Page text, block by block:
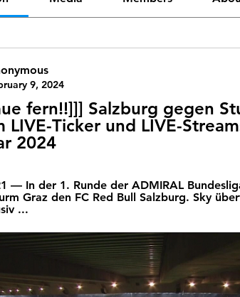
9, 2024
fern!!]]] Salzburg gegen
LIVE-Ticker und LIVE-
2024
— In der 1. Runde der ADMIRAL
Graz den FC Red Bull Salzburg. Sky
...